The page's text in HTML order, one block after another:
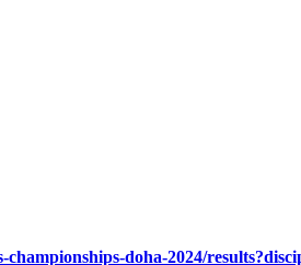
doha-2024/